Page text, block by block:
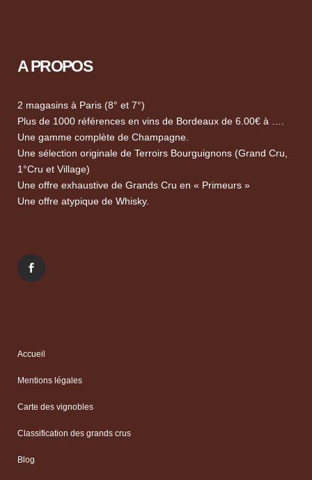
A PROPOS
2 magasins à Paris (8° et 7°)
Plus de 1000 références en vins de Bordeaux de 6.00€ à ….
Une gamme complète de Champagne.
Une sélection originale de Terroirs Bourguignons (Grand Cru,
1°Cru et Village)
Une offre exhaustive de Grands Cru en « Primeurs »
Une offre atypique de Whisky.
Accueil
Mentions légales
Carte des vignobles
Classification des grands crus
Blog